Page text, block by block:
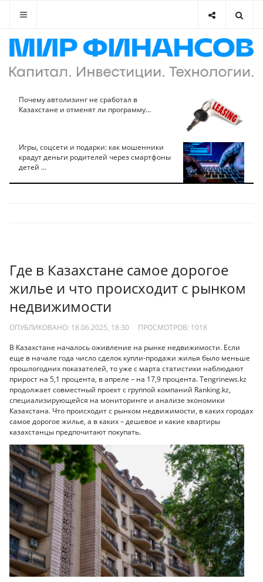
Почему автолизинг не сработал в
Казахстане и отменят ли программу...
Игры, соцсети и подарки: как мошенники
крадут деньги родителей через смартфоны
детей ...
Где в Казахстане самое дорогое
жилье и что происходит с рынком
недвижимости
ОПУБЛИКОВАНО: 18.06.2025, 18:30 ПРОСМОТРОВ: 1018
В Казахстане началось оживление на рынке недвижимости. Если
еще в начале года число сделок купли-продажи жилья было меньше
прошлогодних показателей, то уже с марта статистики наблюдают
прирост на 5,1 процента, в апреле – на 17,9 процента. Tengrinews.kz
продолжает совместный проект с группой компаний Ranking.kz,
специализирующейся на мониторинге и анализе экономики
Казахстана. Что происходит с рынком недвижимости, в каких городах
самое дорогое жилье, а в каких – дешевое и какие квартиры
казахстанцы предпочитают покупать.